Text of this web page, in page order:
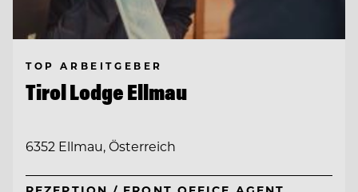
TOP ARBEITGEBER
Tirol Lodge Ellmau
6352 Ellmau, Österreich